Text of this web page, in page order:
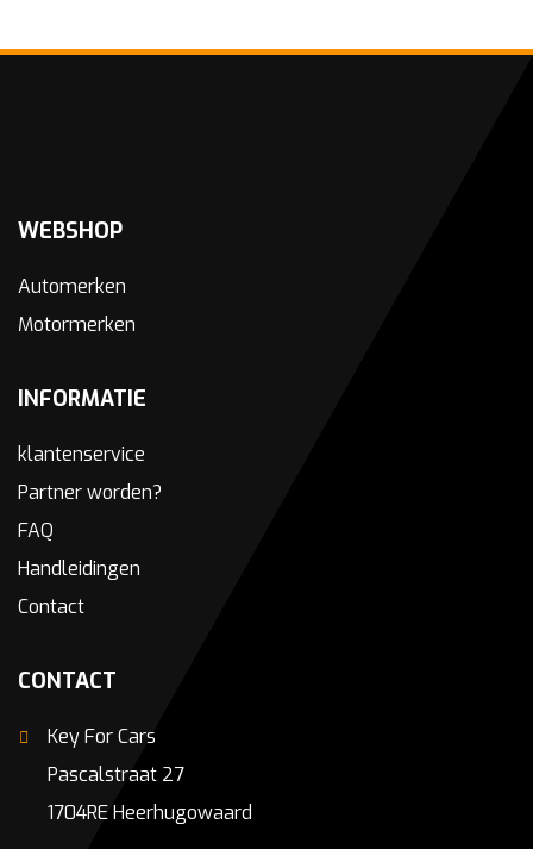
WEBSHOP
Automerken
Motormerken
INFORMATIE
klantenservice
Partner worden?
FAQ
Handleidingen
Contact
CONTACT
Key For Cars
Pascalstraat 27
1704RE Heerhugowaard